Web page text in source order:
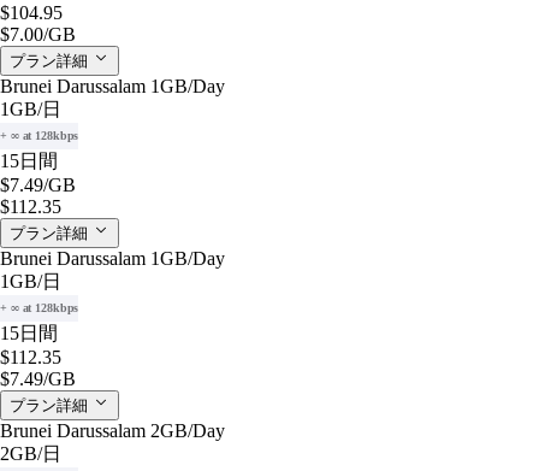
$104.95
$7.00/GB
プラン詳細
Brunei Darussalam 1GB/Day
1GB/日
+ ∞ at 128kbps
15日間
$7.49/GB
$112.35
プラン詳細
Brunei Darussalam 1GB/Day
1GB/日
+ ∞ at 128kbps
15日間
$112.35
$7.49/GB
プラン詳細
Brunei Darussalam 2GB/Day
2GB/日